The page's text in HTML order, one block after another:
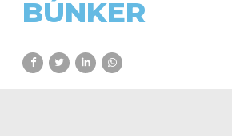
BÚNKER